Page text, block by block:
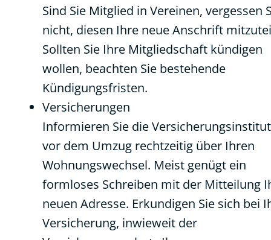
Sind Sie Mitglied in Vereinen, vergessen
nicht, diesen Ihre neue Anschrift
Sollten Sie Ihre Mitgliedschaft kündigen
wollen, beachten Sie bestehende
Kündigungsfristen.
Versicherungen
Informieren Sie die
vor dem Umzug rechtzeitig über Ihren
Wohnungswechsel. Meist genügt ein
formloses Schreiben mit der Mitteilung
neuen Adresse. Erkundigen Sie sich bei
Versicherung, inwieweit der